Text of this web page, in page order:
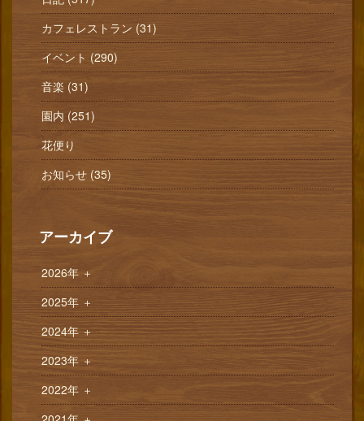
カフェレストラン (31)
イベント (290)
音楽 (31)
園内 (251)
花便り
お知らせ (35)
アーカイブ
2026年 ＋
2025年 ＋
2024年＋
2023年 ＋
2022年 ＋